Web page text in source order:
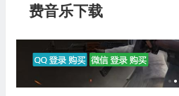
费音乐下载